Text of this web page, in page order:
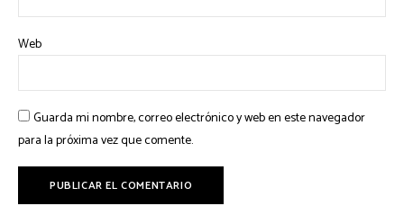
Web
Guarda mi nombre, correo electrónico y web en este navegador
para la próxima vez que comente.